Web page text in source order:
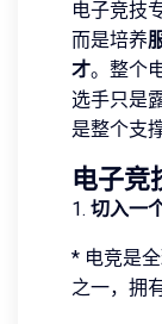
电子竞技
而是培养
才。整个
选手只是
是整个支
电子竞
1. 切入一
* 电竞是
之一，拥